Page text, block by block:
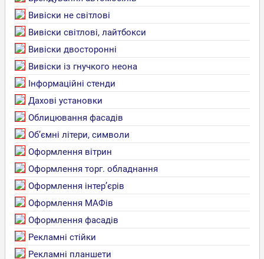
Вивіски не світлові
Вивіски світлові, лайтбокси
Вивіски двосторонні
Вивіски із гнучкого неона
Інформаційні стенди
Дахові установки
Облицювання фасадів
Об’ємні літери, символи
Оформлення вітрин
Оформлення торг. обладнання
Оформлення інтер’єрів
Оформлення МАФів
Оформлення фасадів
Рекламні стійки
Рекламні планшети